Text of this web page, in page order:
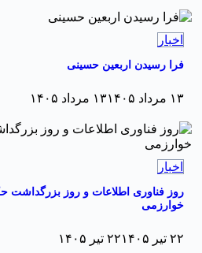
اخبار
فرا رسیدن اربعین حسینی
۱۳ مرداد ۱۴۰۵ ۱۳ مرداد ۱۴۰۵
اخبار
روز فناوری اطلاعات و روز بزرگداشت
خوارزمی
۲۲ تیر ۱۴۰۵ ۲۲ تیر ۱۴۰۵